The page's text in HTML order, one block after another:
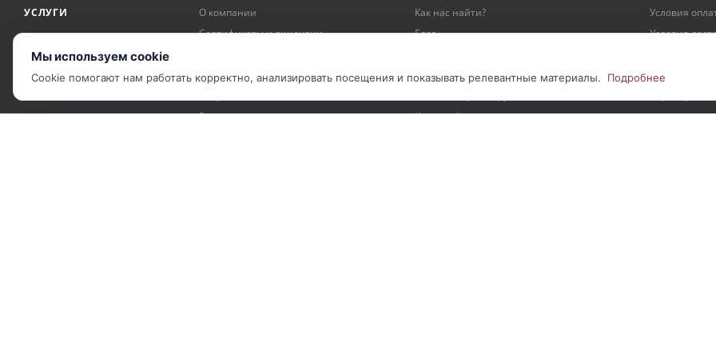
УСЛУГИ
БРЕНДЫ
О компании
Сертификаты и лицензии
Рекомендательные письма
Реквизиты
Как нас найти?
Блог
Наши проекты
Карта сайта
Условия
Условия
Мы используем cookie
Cookie помогают нам работать корректно, анализировать посещения и показывать релевантные материалы. Подробнее